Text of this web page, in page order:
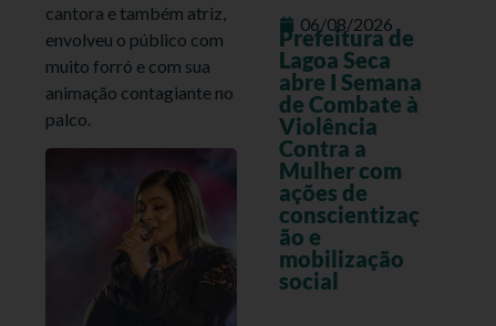
cantora e também atriz,
envolveu o público com
muito forró e com sua
animação contagiante no
palco.
06/08/2026
Prefeitura de
Lagoa Seca
abre I Semana
de Combate à
Violência
Contra a
Mulher com
ações de
conscientizaç
ão e
mobilização
social